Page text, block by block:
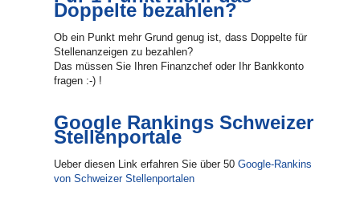
Doppelte bezahlen?
Ob ein Punkt mehr Grund genug ist, dass Doppelte für
Stellenanzeigen zu bezahlen?
Das müssen Sie Ihren Finanzchef oder Ihr Bankkonto
fragen :-) !
Google Rankings Schweizer
Stellenportale
Ueber diesen Link erfahren Sie über 50 Google-Rankins
von Schweizer Stellenportalen